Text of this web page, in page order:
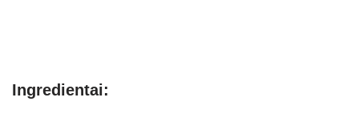
Ingredientai: